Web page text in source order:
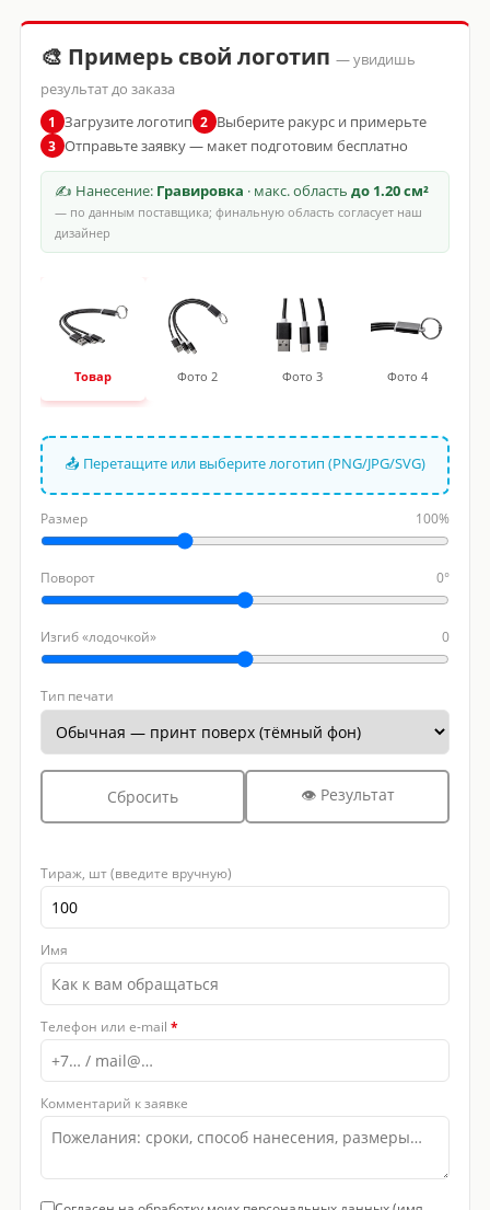
🎨 Примерь свой логотип — увидишь
результат до заказа
1 Загрузите логотип 2 Выберите ракурс и примерьте
3 Отправьте заявку — макет подготовим бесплатно
✍ Нанесение: Гравировка · макс. область до 1.20 см²
— по данным поставщика; финальную область согласует наш
дизайнер
Товар Фото 2 Фото 3 Фото 4
📤 Перетащите или выберите логотип (PNG/JPG/SVG)
Размер 100%
Поворот 0°
Изгиб «лодочкой» 0
Тип печати
Сбросить 👁 Результат
Тираж, шт (введите вручную)
Имя
Телефон или e-mail *
Комментарий к заявке